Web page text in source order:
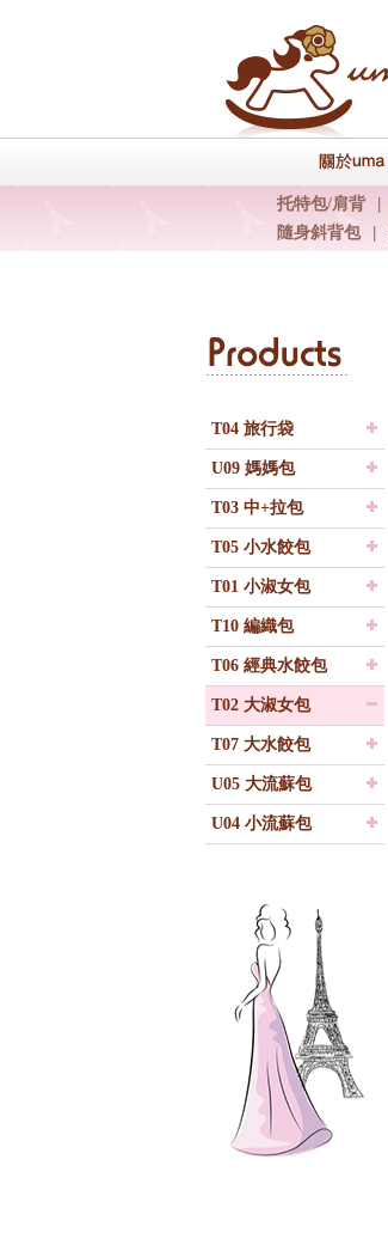
托特包/肩背
隨身斜背包
T04 旅行袋
U09 媽媽包
T03 中+拉包
T05 小水餃包
T01 小淑女包
T10 編織包
T06 經典水餃包
T02 大淑女包
T07 大水餃包
U05 大流蘇包
U04 小流蘇包